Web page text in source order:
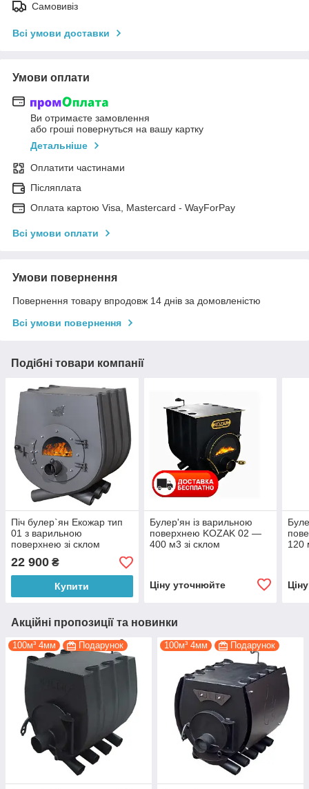
Самовивіз
Всі умови доставки
Умови оплати
Ви отримаєте замовлення
або гроші повернуться на вашу картку
Детальніше
Оплатити частинами
Післяплата
Оплата картою Visa, Mastercard - WayForPay
Всі умови оплати
Умови повернення
Повернення товару впродовж 14 днів за домовленістю
Всі умови повернення
Подібні товари компанії
Піч булер`ян Екожар тип
01 з варильною
поверхнею зі склом
22 900 ₴
Купити
Булер'ян із варильною
поверхнею KOZAK 02 —
400 м3 зі склом
Ціну уточнюйте
120
Акційні пропозиції та новинки
100м³ 4мм Подарунок 100м³ 4мм Подарунок